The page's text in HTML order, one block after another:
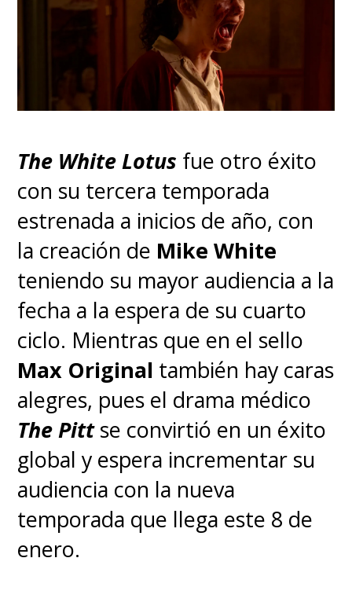
The White Lotus fue otro éxito
con su tercera temporada
estrenada a inicios de año, con
la creación de Mike White
teniendo su mayor audiencia a la
fecha a la espera de su cuarto
ciclo. Mientras que en el sello
Max Original también hay caras
alegres, pues el drama médico
The Pittse convirtió en un éxito
global y espera incrementar su
audiencia con la nueva
temporada que llega este 8 de
enero.